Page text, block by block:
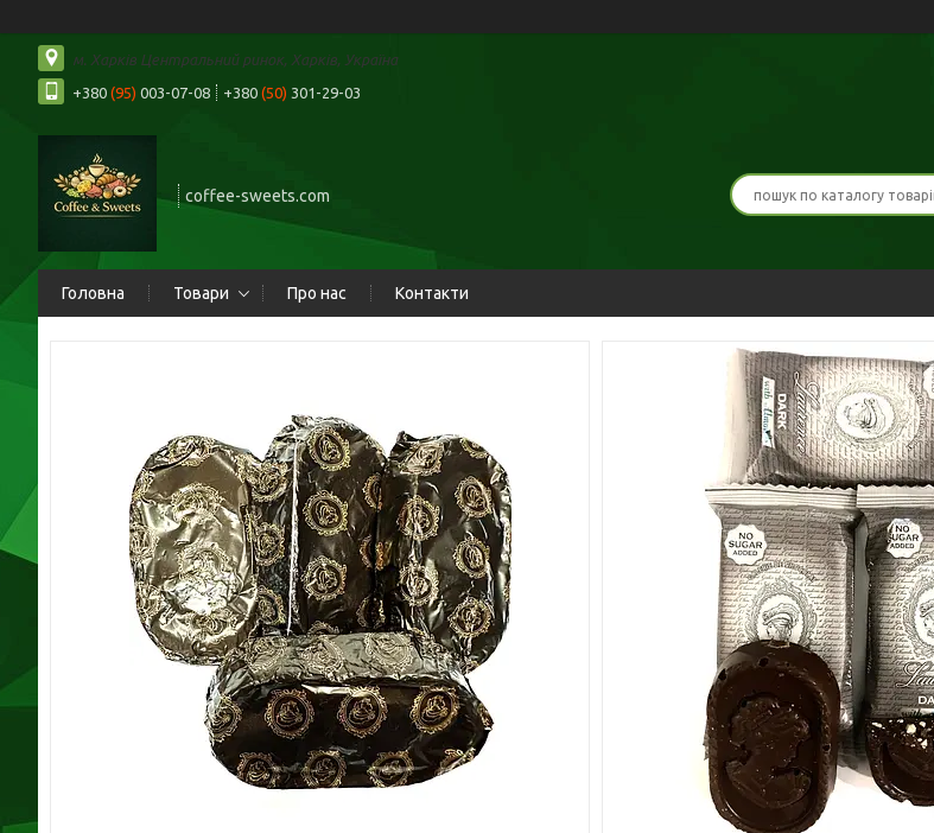
м. Харків Центральний ринок, Харків, Україна
+380 (95) 003-07-08 +380 (50) 301-29-03
coffee-sweets.com
Головна Товари Про нас Контакти